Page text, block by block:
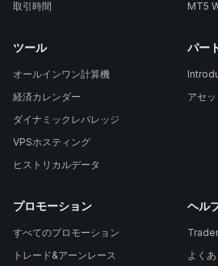
取引時間
MT5
ツール
オールインワン計算機
経済カレンダー
ダイナミックレバレッジ
VPSホスティング
ヒストリカルデータ
パー
アセ
プロモーション
すべてのプロモーション
トレード&アーンレース
ヘル
よく